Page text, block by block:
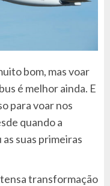
bom, mas voar
é melhor ainda. E
para voar nos
quando a
suas primeiras
transformação